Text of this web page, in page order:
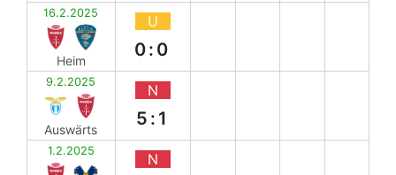
16.2.2025
Heim
U
0:0
9.2.2025
Auswärts
N
5:1
1.2.2025 N